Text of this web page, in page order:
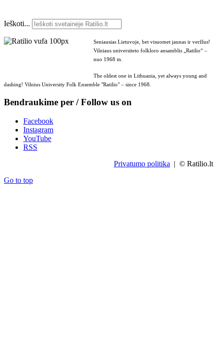
Ieškoti...
Seniausias Lietuvoje, bet visuomet jaunas ir veržlus!
Vilniaus universiteto folkloro ansamblis „Ratilio“ –
nuo 1968 m.
The oldest one in Lithuania, yet always young and
dashing! Vilnius University Folk Ensemble "Ratilio" – since 1968.
Bendraukime per / Follow us on
Facebook
Instagram
YouTube
RSS
Privatumo politika | © Ratilio.lt
Go to top